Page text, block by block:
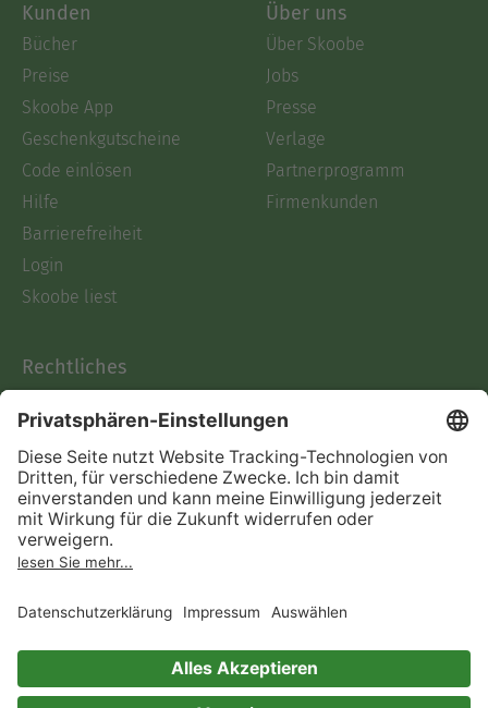
Kunden
Bücher
Preise
Skoobe App
Geschenkgutscheine
Code einlösen
Hilfe
Barrierefreiheit
Login
Skoobe liest
Über uns
Über Skoobe
Jobs
Presse
Verlage
Partnerprogramm
Firmenkunden
Rechtliches
AGB
Informationen nach Data
Act
Verträge hier kündigen
Impressum
Immer ein gutes Buch